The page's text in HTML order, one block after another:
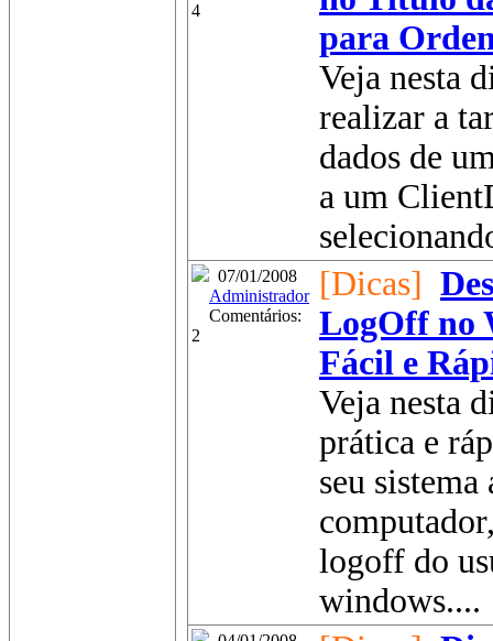
4
para
Veja nesta
realizar a
dados de
a um
07/01/2008
Administrador
Comentários:
2
[Dicas]
LogOff no
Fácil e
Veja nesta
prática e
seu sistema
logoff do
windows....